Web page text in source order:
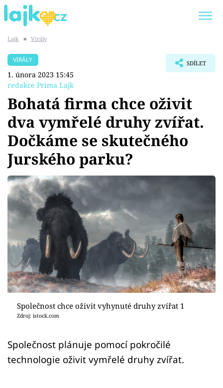
Témata
Showbyznys
Youtubeři
Virály
Sex a vztahy
Videa
Sledujte prima+
Přihlášení
Lajk ■ Virály
VIRÁLY
1. února 2023 15:45
redakce Prima Lajk
SDÍLET
Bohatá firma chce oživit
dva vymřelé druhy zvířat.
Dočkáme se skutečného
Jurského parku?
Společnost chce oživit vyhynuté druhy zvířat 1
Zdroj: istock.com
Společnost plánuje pomocí pokročilé
technologie oživit vymřelé druhy zvířat.